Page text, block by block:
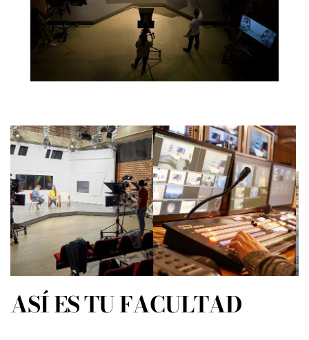
ASÍ ES TU FACULTAD